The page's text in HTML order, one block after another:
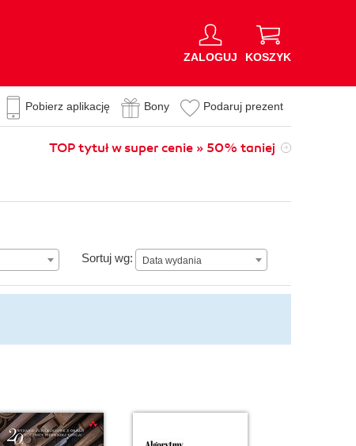
ZALOGUJ KOSZYK
Pobierz aplikację Bony Podaruj prezent
TOP tytuł w super cenie » 50% taniej
Sortuj wg: Data wydania
Data wydania